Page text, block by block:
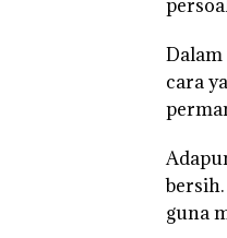
Dalam
cara
guna